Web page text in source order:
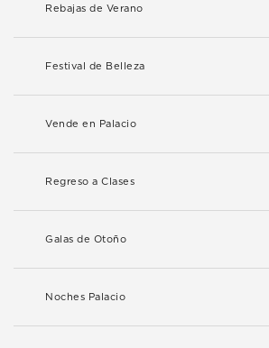
Rebajas de Verano
Festival de Belleza
Vende en Palacio
Regreso a Clases
Galas de Otoño
Noches Palacio